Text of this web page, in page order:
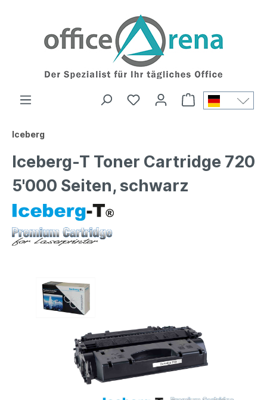
Iceberg
Iceberg-T Toner Cartridge 720
5'000 Seiten, schwarz